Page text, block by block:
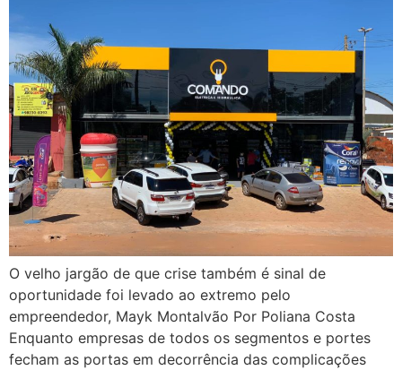
O velho jargão de que crise também é sinal de
oportunidade foi levado ao extremo pelo
empreendedor, Mayk Montalvão Por Poliana Costa
Enquanto empresas de todos os segmentos e portes
fecham as portas em decorrência das complicações